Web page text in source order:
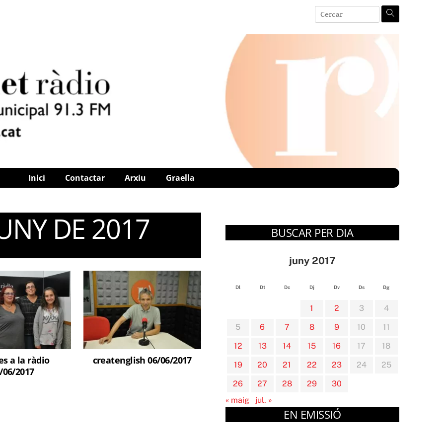
Inici Contactar Arxiu Graella
DE 2017
a la ràdio
06/2017
createnglish 06/06/2017
BUSCAR PER DIA
juny 2017
Dl Dt Dc Dj Dv Ds Dg
1 2 3
4
5
6 7 8 9 10
11
12
13 14 15 16 17
18
19
20 21 22 23 24
25
26
27 28 29
30
« maig
jul. »
EN EMISSIÓ